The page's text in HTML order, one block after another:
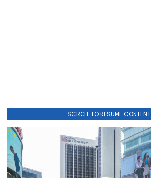
SCROLL TO RESUME CONTENT